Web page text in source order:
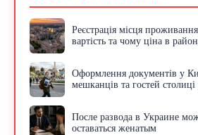
Реєстрація місця
вартість та чому ціна в
Оформлення документів у
мешканців та гостей
После развода в Украине
оставаться женатым